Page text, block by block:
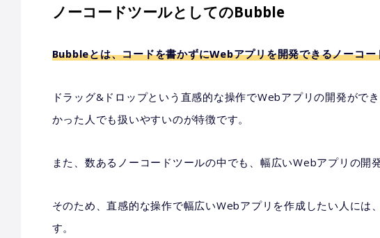
ノーコードツールとしてのBubble
Bubbleとは、コードを書かずにWebアプリを開発できるノーコー
ドラッグ&ドロップという直感的な操作でWebアプリの開発がで
かった人でも扱いやすいのが特徴です。
また、数あるノーコードツールの中でも、幅広いWebアプリの開
そのため、直感的な操作で幅広いWebアプリを作成したい人には
す。